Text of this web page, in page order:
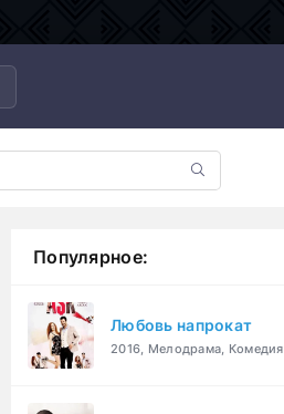
Популярное:
Любовь напрокат
2016, Мелодрама, Комедия